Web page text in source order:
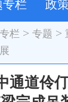
专栏 政策
栏 >专题 >
通道伶